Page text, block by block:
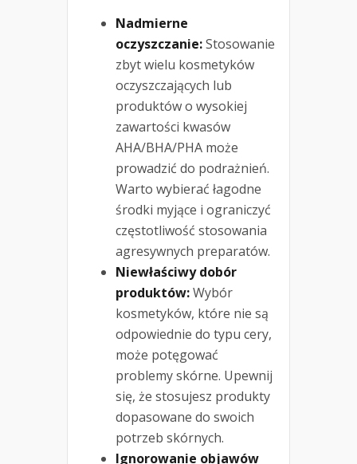
Nadmierne
oczyszczanie:Stosowanie
zbyt wielu kosmetyków
oczyszczających lub
produktów o wysokiej
zawartości kwasów
AHA/BHA/PHA może
prowadzić do podrażnień.
Warto wybierać łagodne
środki myjące i ograniczyć
częstotliwość stosowania
agresywnych preparatów.
Niewłaściwy dobór
produktów:Wybór
kosmetyków, które nie są
odpowiednie do typu cery,
może potęgować
problemy skórne. Upewnij
się, że stosujesz produkty
dopasowane do swoich
potrzeb skórnych.
Ignorowanie objawów